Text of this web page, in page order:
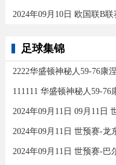
2024年09月10日 欧国联B
足球集锦
2222华盛顿神秘人59-76康
111111 华盛顿神秘人59-
2024年09月11日 09月11日
2024年09月11日 世预赛-